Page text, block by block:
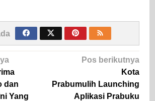
dan
Yang
Pos berikutnya
Kota
Prabumulih Launching
Aplikasi Prabuku